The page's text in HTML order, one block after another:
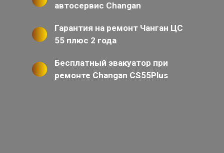
автосервис Changan
Гарантия на ремонт Чанган ЦС
55 плюс 2 года
Бесплатный эвакуатор при
ремонте Changan CS55Plus